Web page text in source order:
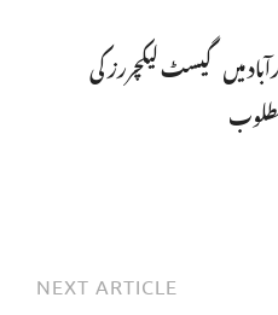
میں گیسٹ لیکچررز کی
NEXT ARTICLE